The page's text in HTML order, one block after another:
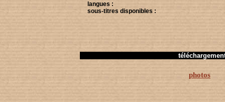
langues :
sous-titres disponibles :
photos